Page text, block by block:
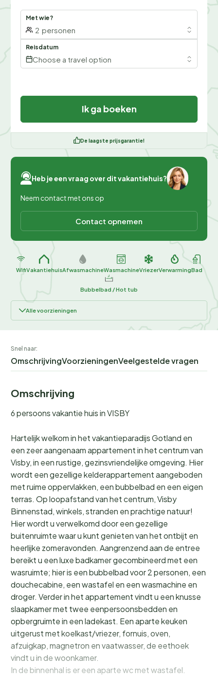
Met wie?
2 personen
Reisdatum
Choose a travel option
Ik ga boeken
De laagste prijsgarantie!
Heb je een vraag over dit vakantiehuis?
Neem contact met ons op
Contact opnemen
WifiVakantiehuisAfwasmachineWasmachineVriezerVerwarmingBad
Bubbelbad / Hot tub
Alle voorzieningen
Snel naar:
OmschrijvingVoorzieningenVeelgestelde vragen
Omschrijving
6 persoons vakantie huis in VISBY
Hartelijk welkom in het vakantieparadijs Gotland en
een zeer aangenaam appartement in het centrum van
Visby, in een rustige, gezinsvriendelijke omgeving. Hier
wordt een gezellige kelderappartement aangeboden
met ruime oppervlakken, een bubbelbad en een eigen
terras. Op loopafstand van het centrum, Visby
Binnenstad, winkels, stranden en prachtige natuur!
Hier wordt u verwelkomd door een gezellige
buitenruimte waar u kunt genieten van het ontbijt en
heerlijke zomeravonden. Aangrenzend aan de entree
bereikt u een luxe badkamer gecombineerd met een
wasruimte; hier is een bubbelbad voor 2 personen, een
douchecabine, een wastafel en een wasmachine en
droger. Verder in het appartement vindt u een knusse
slaapkamer met twee eenpersoonsbedden en
opbergruimte in een ladekast. Een aparte keuken
uitgerust met koelkast/vriezer, fornuis, oven,
afzuigkap, magnetron en vaatwasser, de eethoek
vindt u in de woonkamer.
In de binnenhal is er een aparte wc met wastafel.